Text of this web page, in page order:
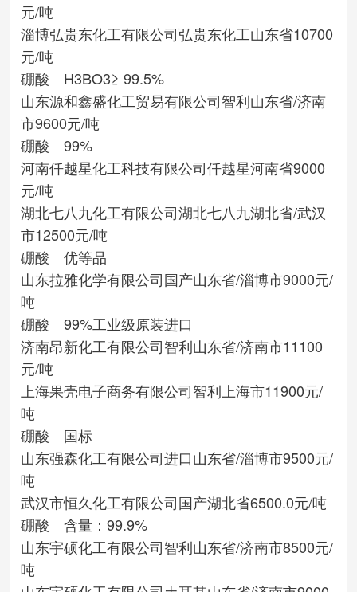
元/吨
淄博弘贵东化工有限公司弘贵东化工山东省10700
元/吨
硼酸 H3BO3≥ 99.5%
山东源和鑫盛化工贸易有限公司智利山东省/济南
市9600元/吨
硼酸 99%
河南仟越星化工科技有限公司仟越星河南省9000
元/吨
湖北七八九化工有限公司湖北七八九湖北省/武汉
市12500元/吨
硼酸 优等品
山东拉雅化学有限公司国产山东省/淄博市9000元/
吨
硼酸 99%工业级原装进口
济南昂新化工有限公司智利山东省/济南市11100
元/吨
上海果壳电子商务有限公司智利 上海市11900元/
吨
硼酸 国标
山东强森化工有限公司进口山东省/淄博市9500元/
吨
武汉市恒久化工有限公司国产湖北省6500.0元/吨
硼酸 含量：99.9%
山东宇硕化工有限公司智利山东省/济南市8500元/
吨